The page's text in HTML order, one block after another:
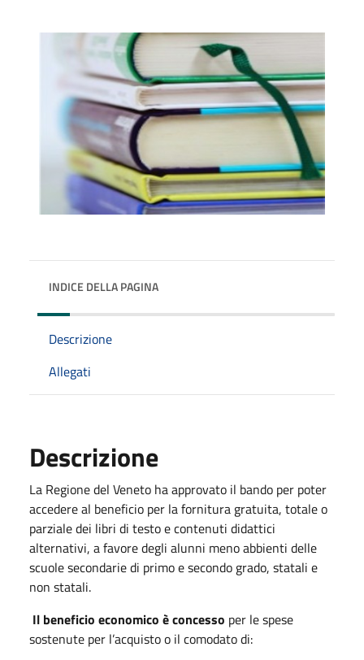
INDICE DELLA PAGINA
Descrizione
Allegati
Descrizione
La Regione del Veneto ha approvato il bando per poter
accedere al beneficio per la fornitura gratuita, totale o
parziale dei libri di testo e contenuti didattici
alternativi, a favore degli alunni meno abbienti delle
scuole secondarie di primo e secondo grado, statali e
non statali.
Il beneficio economico è concesso per le spese
sostenute per l’acquisto o il comodato di: